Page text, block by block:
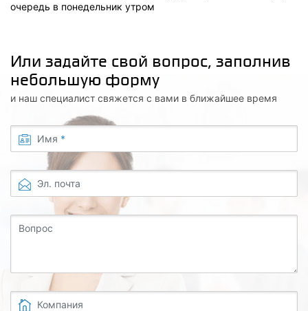
очередь в понедельник утром
Или задайте свой вопрос, заполнив
небольшую форму
и наш специалист свяжется с вами в ближайшее время
Имя *
Эл. почта
Вопрос
Компания